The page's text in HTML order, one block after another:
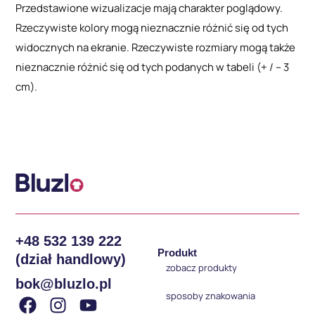
Przedstawione wizualizacje mają charakter poglądowy.
Rzeczywiste kolory mogą nieznacznie różnić się od tych
widocznych na ekranie. Rzeczywiste rozmiary mogą także
nieznacznie różnić się od tych podanych w tabeli (+ / – 3
cm).
+48 532 139 222
(dział handlowy)
bok@bluzlo.pl
Produkt
zobacz produkty
sposoby znakowania